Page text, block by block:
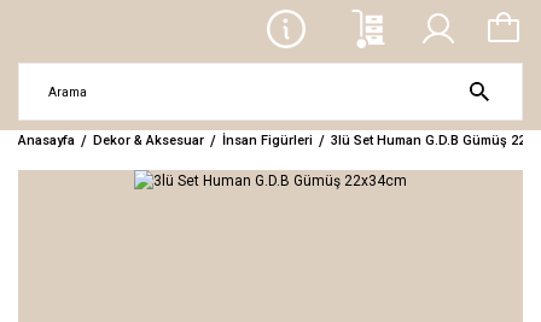
Anasayfa Dekor & Aksesuar İnsan Figürleri 3lü Set Human G.D.B Gümüş